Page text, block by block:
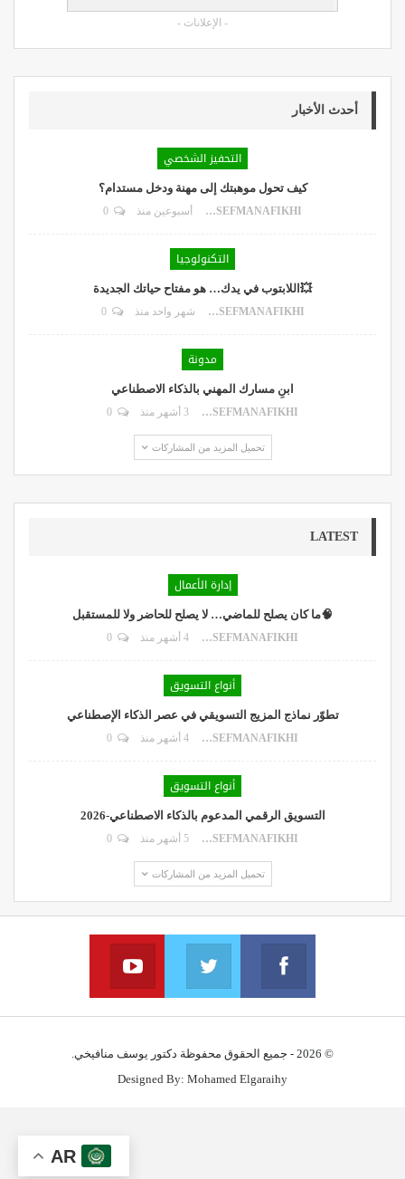
- الإعلانات -
أحدث الأخبار
التحفيز الشخصي
كيف تحول موهبتك إلى مهنة ودخل مستدام؟
DR.YOUSEFMANAFIKHI أسبوعين منذ
التكنولوجيا
💥اللابتوب في يدك… هو مفتاح حياتك الجديدة
DR.YOUSEFMANAFIKHI شهر واحد منذ 0
مدونة
ابنِ مسارك المهني بالذكاء الاصطناعي
DR.YOUSEFMANAFIKHI 3 أشهر منذ
تحميل المزيد من المشاركات
LATEST
إدارة الأعمال
🧠ما كان يصلح للماضي… لا يصلح للحاضر ولا للمستقبل
DR.YOUSEFMANAFIKHI 4 أشهر منذ
أنواع التسويق
تطوّر نماذج المزيج التسويقي في عصر الذكاء الإصطناعي
DR.YOUSEFMANAFIKHI 4 أشهر منذ
أنواع التسويق
التسويق الرقمي المدعوم بالذكاء الاصطناعي-2026
DR.YOUSEFMANAFIKHI 5 أشهر منذ
تحميل المزيد من المشاركات
Facebook
Join us on facebook
Twitter
Join us via twitter
© 2026 - جميع الحقوق محفوظة دكتور يوسف منافيخي.
Designed By: Mohamed Elgaraihy
AR